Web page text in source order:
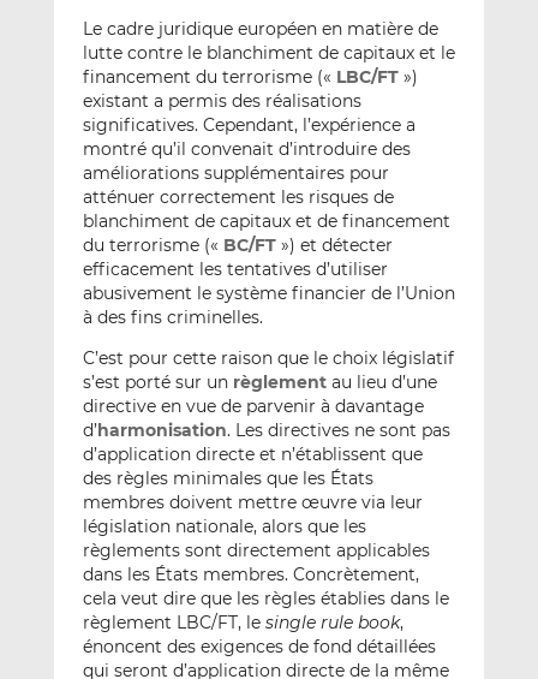
Le cadre juridique européen en matière de
lutte contre le blanchiment de capitaux et le
financement du terrorisme (« LBC/FT»)
existant a permis des réalisations
significatives. Cependant, l’expérience a
montré qu’il convenait d’introduire des
améliorations supplémentaires pour
atténuer correctement les risques de
blanchiment de capitaux et de financement
du terrorisme (« BC/FT») et détecter
efficacement les tentatives d’utiliser
abusivement le système financier de l’Union
à des fins criminelles.
C’est pour cette raison que le choix législatif
s’est porté sur un règlementau lieu d’une
directive en vue de parvenir à davantage
d’harmonisation. Les directives ne sont pas
d’application directe et n’établissent que
des règles minimales que les États
membres doivent mettre œuvre via leur
législation nationale, alors que les
règlements sont directement applicables
dans les États membres. Concrètement,
cela veut dire que les règles établies dans le
règlement LBC/FT, le single rule book,
énoncent des exigences de fond détaillées
qui seront d’application directe de la même